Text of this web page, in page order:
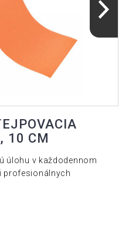
10 CM
úlohu v každodennom
profesionálnych